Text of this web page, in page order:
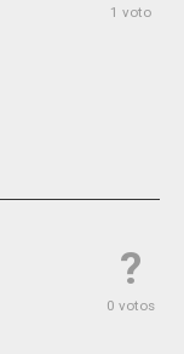
1 voto
?
0 votos